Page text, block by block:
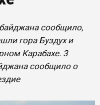
сообщило,
гора Буздух и
Карабахе. 3
сообщило о